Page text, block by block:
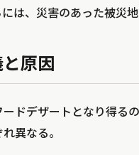
は、災害のあった被災
原因
ドデザートとなり得る
異なる。